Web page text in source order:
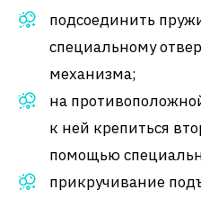
подсоединить
специальному
механизма;
на
к ней крепиться
помощью
прикручивание